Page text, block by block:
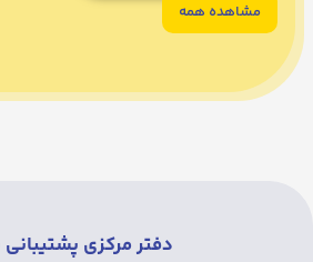
مشاهده همه
دفتر مرکزی